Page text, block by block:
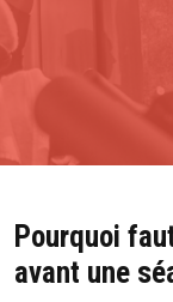
Pourquoi
avant une